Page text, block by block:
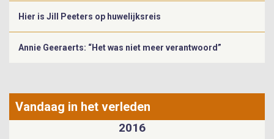
Hier is Jill Peeters op huwelijksreis
Annie Geeraerts: “Het was niet meer verantwoord”
Vandaag in het verleden
1967